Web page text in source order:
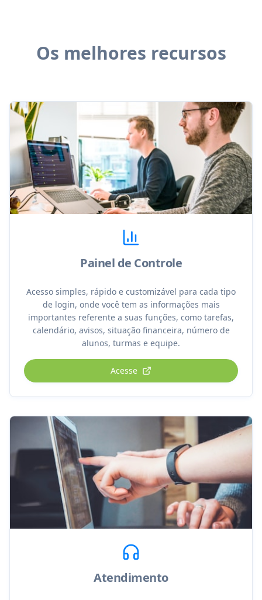
Os melhores recursos
Painel de Controle
Acesso simples, rápido e customizável para cada tipo
de login, onde você tem as informações mais
importantes referente a suas funções, como tarefas,
calendário, avisos, situação financeira, número de
alunos, turmas e equipe.
Acesse
Atendimento